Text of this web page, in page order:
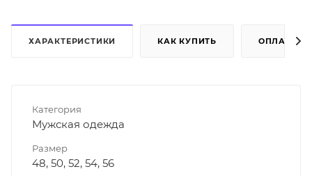
ХАРАКТЕРИСТИКИ КАК КУПИТЬ ОПЛАТА
Категория
Мужская одежда
Размер
48, 50, 52, 54, 56